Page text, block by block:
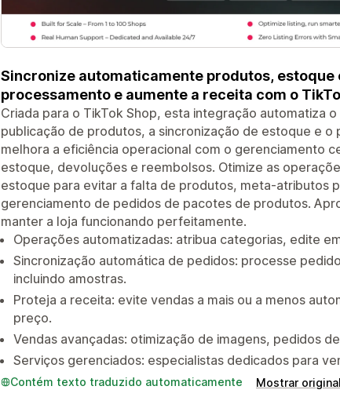
Sincronize automaticamente produtos, estoque
processamento e aumente a receita com o
Criada para o TikTok Shop, esta integração automatiza
publicação de produtos, a sincronização de estoque e
melhora a eficiência operacional com o gerenciamento
estoque, devoluções e reembolsos. Otimize as
estoque para evitar a falta de produtos, meta-atributos
gerenciamento de pedidos de pacotes de produtos.
manter a loja funcionando perfeitamente.
Operações automatizadas: atribua categorias, edite
Sincronização automática de pedidos: processe
incluindo amostras.
Proteja a receita: evite vendas a mais ou a menos
preço.
Vendas avançadas: otimização de imagens, pedidos
Serviços gerenciados: especialistas dedicados para
Contém texto traduzido automaticamente Mostrar original